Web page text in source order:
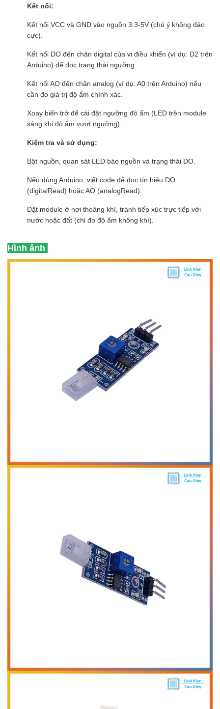
Kết nối:
Kết nối VCC và GND vào nguồn 3.3-5V (chú ý không đảo
cực).
Kết nối DO đến chân digital của vi điều khiển (ví dụ: D2 trên
Arduino) để đọc trạng thái ngưỡng.
Kết nối AO đến chân analog (ví dụ: A0 trên Arduino) nếu
cần đo giá trị độ ẩm chính xác.
Xoay biến trở để cài đặt ngưỡng độ ẩm (LED trên module
sáng khi độ ẩm vượt ngưỡng).
Kiểm tra và sử dụng:
Bật nguồn, quan sát LED báo nguồn và trạng thái DO.
Nếu dùng Arduino, viết code để đọc tín hiệu DO
(digitalRead) hoặc AO (analogRead).
Đặt module ở nơi thoáng khí, tránh tiếp xúc trực tiếp với
nước hoặc đất (chỉ đo độ ẩm không khí).
Hình ảnh